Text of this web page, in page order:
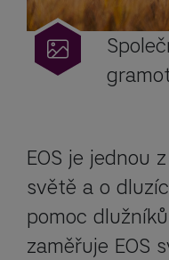
EOS je jednou
světě a o
pomoc
zaměřuje EOS